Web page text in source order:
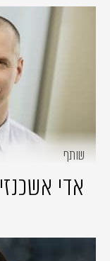
שותף
אדי אשכנזי